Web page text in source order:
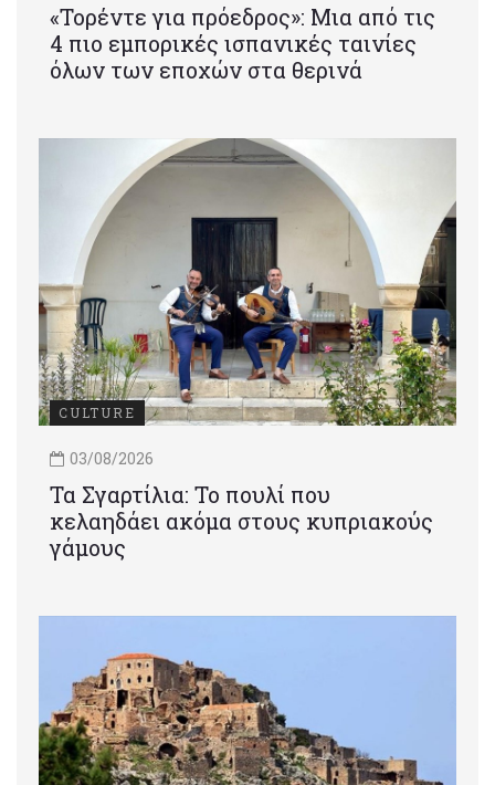
«Τορέντε για πρόεδρος»: Mια από τις
4 πιο εμπορικές ισπανικές ταινίες
όλων των εποχών στα θερινά
CULTURE
03/08/2026
Τα Σγαρτίλια: Το πουλί που
κελαηδάει ακόμα στους κυπριακούς
γάμους